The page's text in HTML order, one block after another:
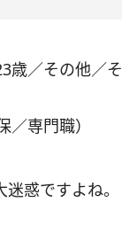
歳／その他／そ
専門職）
惑ですよね。